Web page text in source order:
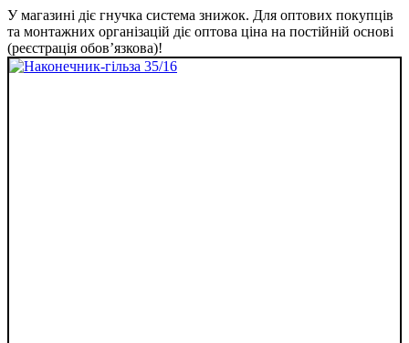
У магазині діє гнучка система знижок. Для оптових покупців
та монтажних організацій діє оптова ціна на постійній основі
(реєстрація обов’язкова)!